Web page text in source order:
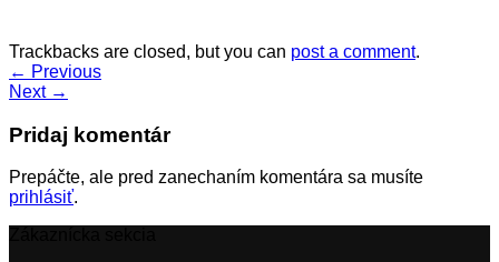
Trackbacks are closed, but you can post a comment.
← Previous
Next →
Pridaj komentár
Prepáčte, ale pred zanechaním komentára sa musíte
prihlásiť.